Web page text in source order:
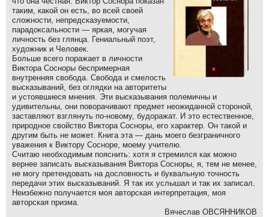
таким, какой он есть, во всей своей
сложности, непредсказуемости,
парадоксальности — яркая, могучая
личность без глянца. Гениальный поэт,
художник и Человек.
Больше всего поражает в личности
Виктора Сосноры беспримерная
внутренняя свобода. Свобода и смелость
высказываний, без оглядки на авторитеты
и устоявшиеся мнения. Эти высказывания полемичны и
удивительны, они поворачивают предмет неожиданной стороной,
заставляют взглянуть по-новому, будоражат. И это естественное,
природное свойство Виктора Сосноры, его характер. Он такой и
другим быть не может. Книга эта — дань моего безграничного
уважения к Виктору Сосноре, моему учителю.
Считаю необходимым пояснить: хотя я стремился как можно
вернее записать высказывания Виктора Сосноры, я, тем не менее,
не могу претендовать на дословность и буквальную точность
передачи этих высказываний. Я так их услышал и так их записал.
Неизбежно получается моя авторская интерпретация, моя
авторская призма.
Вячеслав ОВСЯННИКОВ